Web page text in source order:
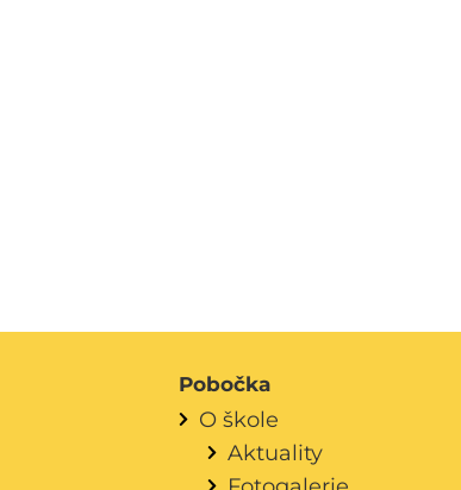
Pobočka
O škole
Aktuality